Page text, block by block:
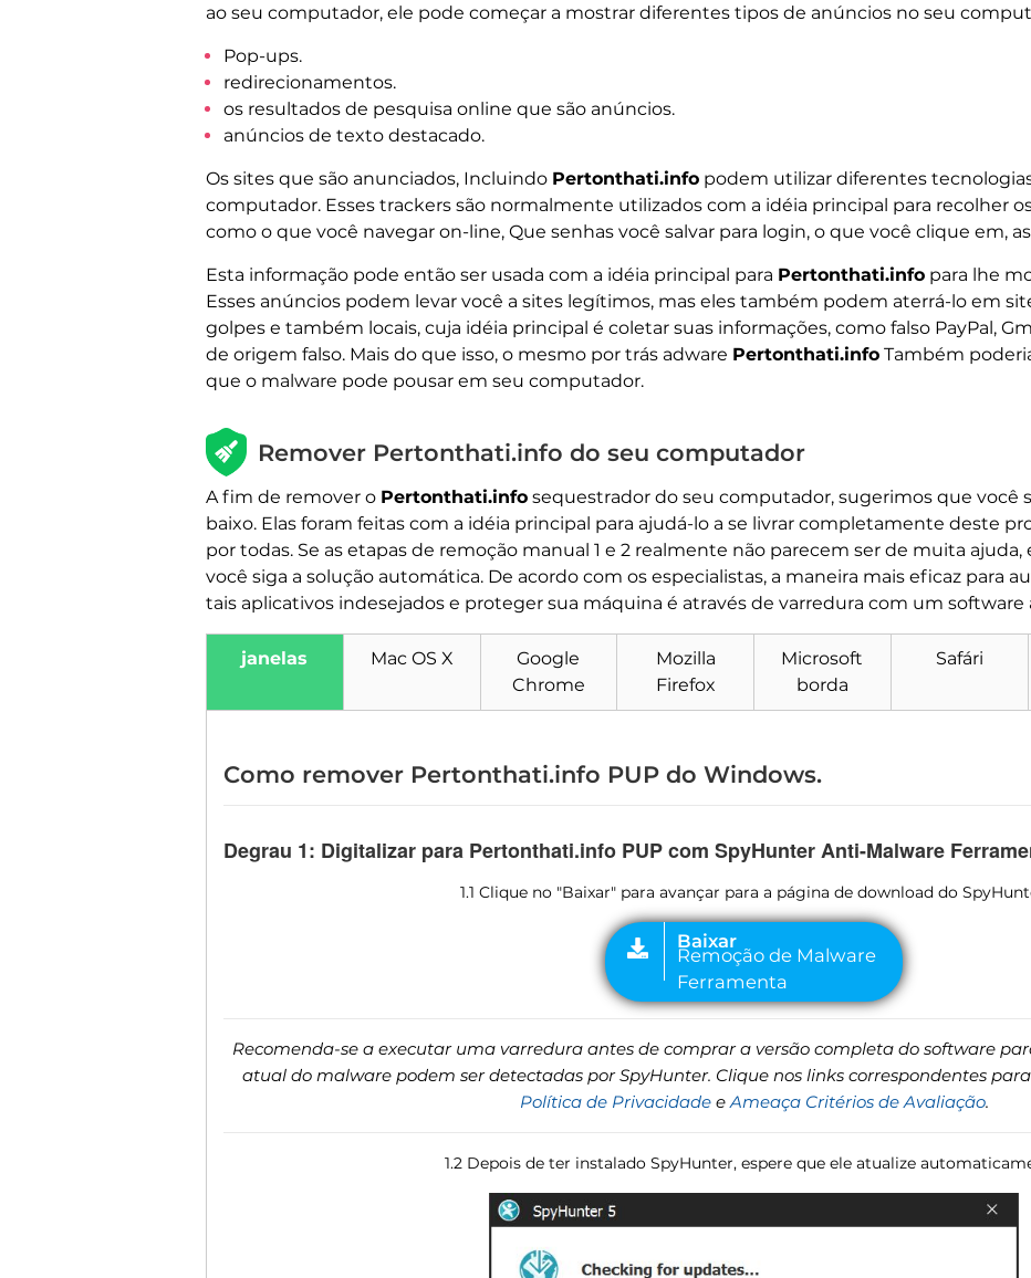
ao seu computador, ele pode começar a mostrar diferentes tipos de anúncios no seu
Pop-ups.
redirecionamentos.
os resultados de pesquisa online que são anúncios.
anúncios de texto destacado.
Os sites que são anunciados, Incluindo Pertonthati.info podem utilizar diferentes
computador. Esses trackers são normalmente utilizados com a idéia principal para recolher
como o que você navegar on-line, Que senhas você salvar para login, o que você clique em,
Esta informação pode então ser usada com a idéia principal para Pertonthati.info para lhe
Esses anúncios podem levar você a sites legítimos, mas eles também podem aterrá-lo em
golpes e também locais, cuja idéia principal é coletar suas informações, como falso PayPal,
de origem falso. Mais do que isso, o mesmo por trás adware Pertonthati.info Também
que o malware pode pousar em seu computador.
Remover Pertonthati.info do seu computador
A fim de remover o Pertonthati.info sequestrador do seu computador, sugerimos que você
baixo. Elas foram feitas com a idéia principal para ajudá-lo a se livrar completamente deste
por todas. Se as etapas de remoção manual 1 e 2 realmente não parecem ser de muita
você siga a solução automática. De acordo com os especialistas, a maneira mais eficaz para
tais aplicativos indesejados e proteger sua máquina é através de varredura com um
janelas Mac OS X
Google
Chrome
Mozilla
Firefox
Microsoft
borda
Safári
Como remover Pertonthati.info PUP do Windows.
Degrau 1: Digitalizar para Pertonthati.info PUP com SpyHunter Anti-Malware
1.1 Clique no "Baixar" para avançar para a página de download do
Baixar
Ferramenta
Recomenda-se a executar uma varredura antes de comprar a versão completa do software
atual do malware podem ser detectadas por SpyHunter. Clique nos links correspondentes
Política de Privacidadee Ameaça Critérios de Avaliação.
1.2 Depois de ter instalado SpyHunter, espere que ele atualize